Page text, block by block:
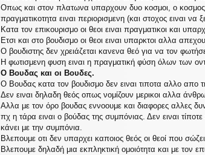
ο
σ
ί
υ
σ
η
Οπως και στον πλατωνα υπαρχουν δυο κοσμοι, ο κοσμος
πραγματικοτητα ειναι περιορισμενη (και στοχος ειναι
Κατα τον επικουρισμο οι θεοι ειναι πραγματικοι και
Ετσι και στο βουδισμο οι θεοι ειναι υπαρκτοι αλλα
Ο βουδιστης δεν χρειάζεται κανενα θεό για να τον
Η φωτισμενη φυση ειναι η πραγματική φύση όλων των
Ο Βουδας και οι Βουδες.
Ο Βουδας κατα τον βουδισμο δεν ειναι τιποτα αλλο
Δεν ειναι δηλαδη θεός οπως νομίζουν μερικοι αλλα
Αλλα με τον όρο βουδας εννοουμε και διαφορες αλλες
πχ η τάρα ειναι ο βούδας της συμπόνιας. Δεν ειναι
κάνει με την συμπόνια.
Βλεπουμε οτι δεν υπαρχει καποιος θεός οι θεοί που
Βλεπουμε δηλαδή μια εκπληκτική ομοιότητα και με τον